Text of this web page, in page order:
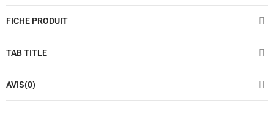
FICHE PRODUIT
TAB TITLE
AVIS(0)